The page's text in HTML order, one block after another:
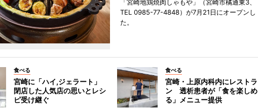
「宮崎地鶏焼肉しゃもや」（宮崎市橘通東3、
TEL 0985-77-4848）が7月21日にオープンし
た。
食べる
宮崎に「ハイ,ジェラート」
閉店した人気店の思いとレシ
ピ受け継ぐ
食べる
宮崎・上原内科内にレストラ
ン 透析患者が「食を楽しめ
る」メニュー提供